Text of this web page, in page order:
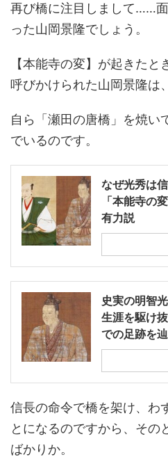
再び橋に注目しまして……
った山岡景隆でしょう。
【本能寺の変】が起きた
呼びかけられた山岡景隆は
自ら「瀬田の唐橋」を焼い
でいるのです。
なぜ光秀は
「本能寺の
有力説
史実の明智
生涯を駆け
での足跡を
信長の命令で橋を架け、わ
とになるのですから、その
ばかりか。